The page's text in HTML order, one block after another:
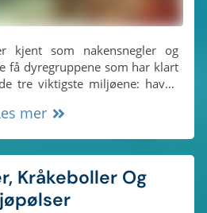
kjent som naken­snegler og
få dyregruppene som har klart
tre viktigste miljøene: havet,
Les mer
Kråkeboller Og